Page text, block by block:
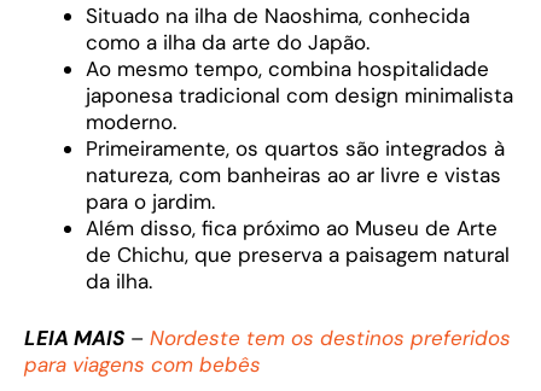
Situado na ilha de Naoshima, conhecida
como a ilha da arte do Japão.
Ao mesmo tempo, combina hospitalidade
japonesa tradicional com design minimalista
moderno.
Primeiramente, os quartos são integrados à
natureza, com banheiras ao ar livre e vistas
para o jardim.
Além disso, fica próximo ao Museu de Arte
de Chichu, que preserva a paisagem natural
da ilha.
LEIA MAIS – Nordeste tem os destinos preferidos
para viagens com bebês